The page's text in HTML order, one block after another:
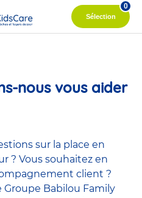
Sélection
0
nous vous aider
sur la place en
? Vous souhaitez en
client ?
Groupe Babilou Family